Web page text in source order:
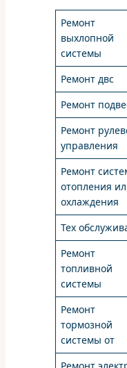
Ремонт
выхлопной
системы
Ремонт двс
Ремонт
Ремонт
управления
Ремонт
отопления
охлаждения
Тех
Ремонт
топливной
системы
Ремонт
тормозной
системы от